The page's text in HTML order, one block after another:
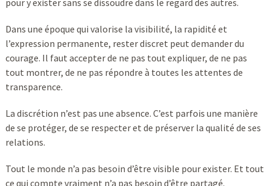
pour y exister sans se dissoudre dans le regard des autres.
Dans une époque qui valorise la visibilité, la rapidité et
l’expression permanente, rester discret peut demander du
courage. Il faut accepter de ne pas tout expliquer, de ne pas
tout montrer, de ne pas répondre à toutes les attentes de
transparence.
La discrétion n’est pas une absence. C’est parfois une manière
de se protéger, de se respecter et de préserver la qualité de ses
relations.
Tout le monde n’a pas besoin d’être visible pour exister. Et tout
ce qui compte vraiment n’a pas besoin d’être partagé.